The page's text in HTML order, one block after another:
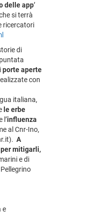
delle app’
si terrà
ricercatori
di
porte aperte
con
italiana,
le erbe
l’influenza
al Cnr-Ino,
A
mitigarli,
e di
e